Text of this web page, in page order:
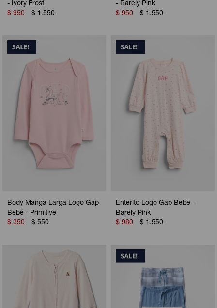
- Ivory Frost
$ 950 $ 1.550
- Barely Pink
$ 950 $ 1.550
Body Manga Larga Logo Gap
Bebé - Primitive
$ 350 $ 550
Enterito Logo Gap Bebé -
Barely Pink
$ 980 $ 1.550